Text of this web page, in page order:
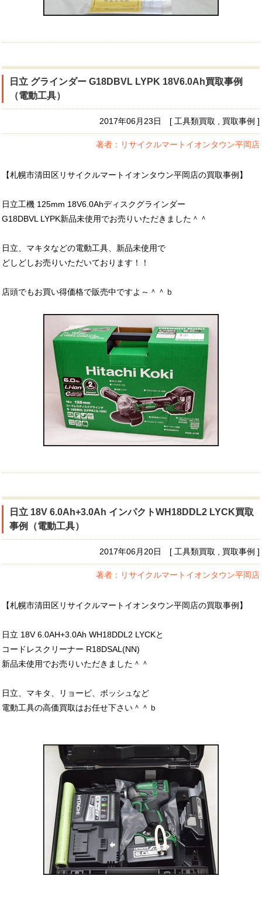
日立 グラインダー G18DBVL LYPK 18V6.0Ah買取事例
（電動工具）
2017年06月23日 [ 工具類買取 , 買取事例 ]
著者：リサイクルマートイオンタウン平岡店
【札幌市清田区リサイクルマートイオンタウン平岡店の買取事例】
日立工機 125mm 18V6.0Ahディスクグラインダー
G18DBVL LYPK新品未使用でお売りいただきました＾＾
日立、マキタなどの電動工具、新品未使用で
どしどしお売りいただいております！！
店頭でもお買い得価格で販売中ですよ～＾＾ｂ
日立 18V 6.0Ah+3.0Ah インパクトWH18DDL2 LYCK買取
事例（電動工具）
2017年06月20日 [ 工具類買取 , 買取事例 ]
著者：リサイクルマートイオンタウン平岡店
【札幌市清田区リサイクルマートイオンタウン平岡店の買取事例】
日立 18V 6.0AH+3.0Ah WH18DDL2 LYCKと
コードレスクリーナー R18DSAL(NN)
新品未使用でお売りいただきました＾＾
日立、マキタ、リョービ、ボッシュなど
電動工具の高価買取はお任せ下さい＾＾ｂ